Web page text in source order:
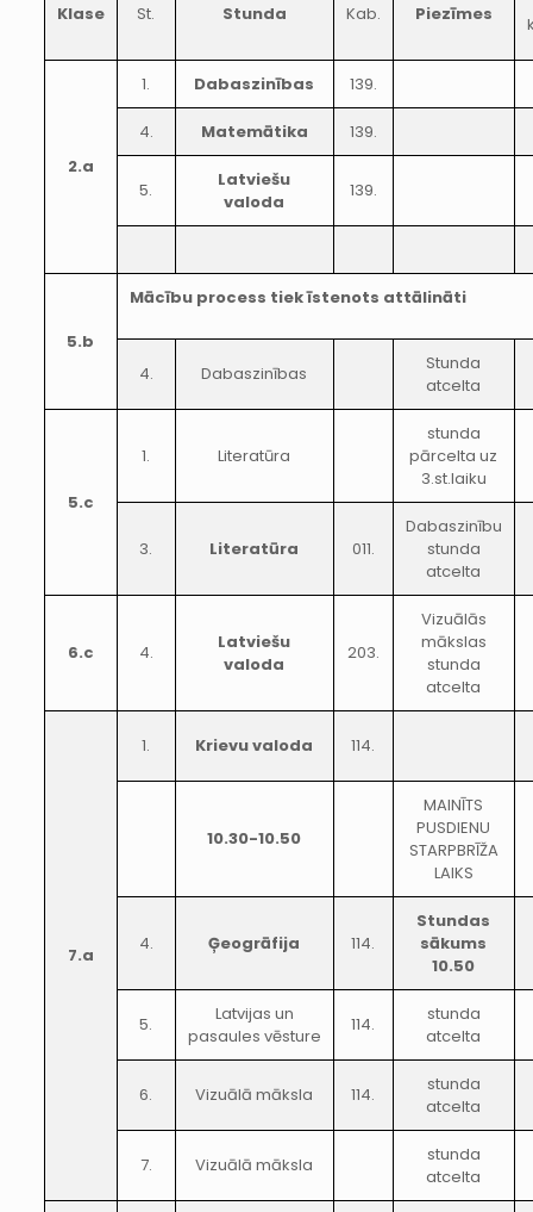
Klase St. Stunda Kab. Piezīmes
2.a
1. Dabaszinības 139.
4. Matemātika 139.
5.
Latviešu
valoda
139.
5.b
Mācību process tiek īstenots attālināti
4. Dabaszinības
Stunda
atcelta
5.c
1. Literatūra
stunda
pārcelta uz
3.st.laiku
3. Literatūra 011.
Dabaszinību
stunda
atcelta
6.c 4.
Latviešu
valoda
203.
Vizuālās
mākslas
stunda
atcelta
7.a
1. Krievu valoda 114.
10.30-10.50
MAINĪTS
PUSDIENU
STARPBRĪŽA
LAIKS
4. Ģeogrāfija 114.
Stundas
sākums
10.50
5.
Latvijas un
pasaules vēsture
114.
stunda
atcelta
6. Vizuālā māksla 114.
stunda
atcelta
7. Vizuālā māksla
stunda
atcelta